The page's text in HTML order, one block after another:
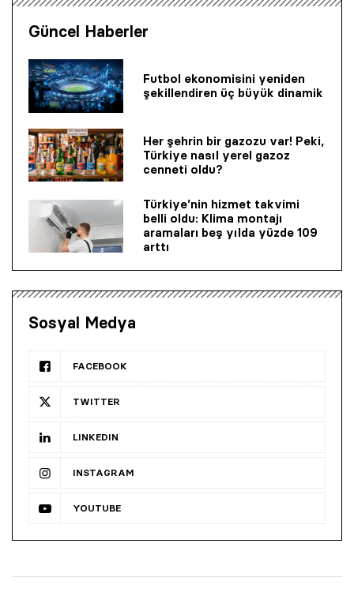
Güncel Haberler
Futbol ekonomisini yeniden
şekillendiren üç büyük dinamik
Her şehrin bir gazozu var! Peki,
Türkiye nasıl yerel gazoz
cenneti oldu?
Türkiye’nin hizmet takvimi
belli oldu: Klima montajı
aramaları beş yılda yüzde 109
arttı
Sosyal Medya
FACEBOOK
TWITTER
LINKEDIN
INSTAGRAM
YOUTUBE